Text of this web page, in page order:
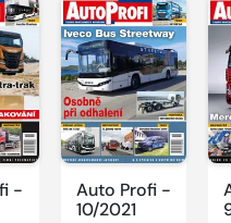
-
Auto Profi -
10/2021